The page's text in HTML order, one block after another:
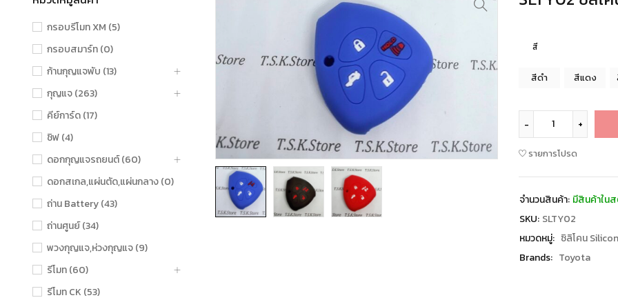
กรอบรีโมท XM (5)
กรอบสมาร์ท (0)
ก้านกุญแจพับ (13)
กุญแจ (263)
คีย์การ์ด (17)
ชิฟ (4)
ดอกกุญแจรถยนต์ (60)
ดอกสเกล,แผ่นตัด,แผ่นกลาง (0)
ถ่าน Battery (43)
ถ่านศูนย์ (34)
พวงกุญแจ,ห่วงกุญแจ (9)
รีโมท (60)
รีโมท CK (53)
สี
สีดำ สีแดง
รายการโปรด
จำนวนสินค้า: มีสินค้าใน
SKU: SLTY02
หมวดหมู่: ซิลิโคน
Brands: Toyota